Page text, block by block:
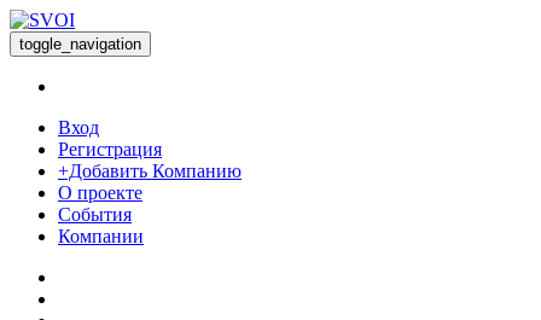
toggle_navigation
Вход
Регистрация
+Добавить Компанию
О проекте
События
Компании